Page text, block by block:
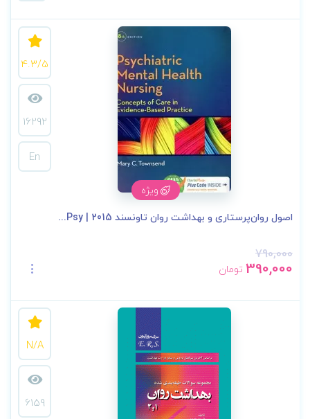
ویژه
4.3/5
16292
En
اصول روان‌پرستاری و بهداشت روان تاونسند 2015 | Psy...
790,000
390,000 تومان
N/A
6159